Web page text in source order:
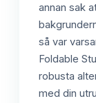
annan sak
så var
Foldable
robusta
med din